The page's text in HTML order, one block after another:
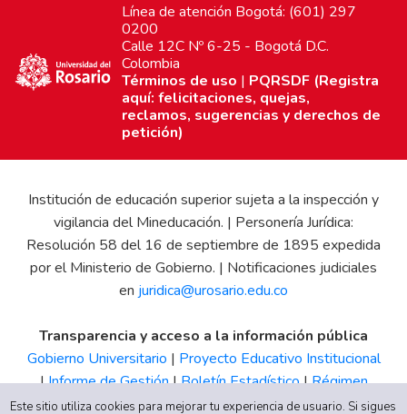
Línea de atención Bogotá: (601) 297
0200
Calle 12C Nº 6-25 - Bogotá D.C.
Colombia
Términos de uso | PQRSDF (Registra
aquí: felicitaciones, quejas,
reclamos, sugerencias y derechos de
petición)
Institución de educación superior sujeta a la inspección y
vigilancia del Mineducación. | Personería Jurídica:
Resolución 58 del 16 de septiembre de 1895 expedida
por el Ministerio de Gobierno. | Notificaciones judiciales
en juridica@urosario.edu.co
Transparencia y acceso a la información pública
Gobierno Universitario | Proyecto Educativo Institucional
|Informe de Gestión|Boletín Estadístico|Régimen
Tributario|Estados Financieros |Código de Ética| Canal
Este sitio utiliza cookies para mejorar tu experiencia de usuario. Si sigues